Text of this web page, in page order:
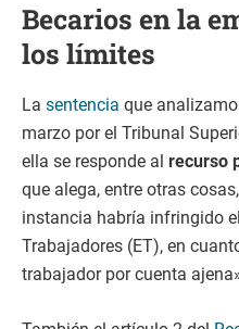
Becarios en la
los límites
La sentencia que
marzo por el Tribunal
ella se responde al recurso
que alega, entre otras
instancia habría infringido
Trabajadores (ET), en
trabajador por cuenta